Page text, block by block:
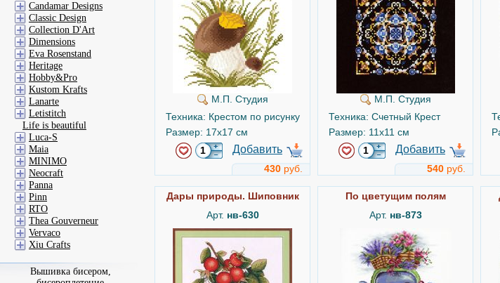
М.П. Студия
Техника: Крестом по рисунку
Размер: 17x17 см
Добавить
430 руб.
М.П. Студия
Техника: Счетный Крест
Размер: 11x11 см
Добавить
540 руб.
Дары природы. Шиповник
Арт. нв-630
По цветущим полям
Арт. нв-873
Candamar Designs
Classic Design
Collection D'Art
Dimensions
Eva Rosenstand
Heritage
Hobby&Pro
Kustom Krafts
Lanarte
Letistitch
Life is beautiful
Luca-S
Maia
MINIMO
Neocraft
Panna
Pinn
RTO
Thea Gouverneur
Vervaco
Xiu Crafts
Вышивка бисером,